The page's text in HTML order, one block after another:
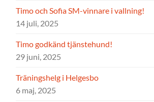
Timo och Sofia SM-vinnare i vallning!
14 juli, 2025
Timo godkänd tjänstehund!
29 juni, 2025
Träningshelg i Helgesbo
6 maj, 2025